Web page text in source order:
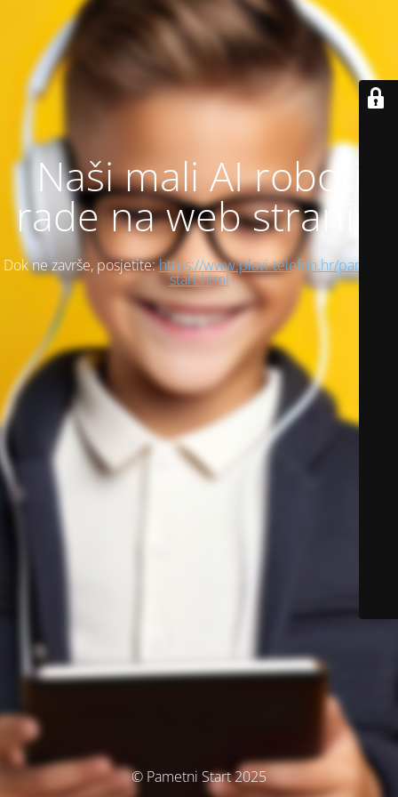
Naši mali AI roboti
rade na web stranici
Dok ne završe, posjetite:https://www.plavi-telefon.hr/pametni-
start.html
© Pametni Start 2025